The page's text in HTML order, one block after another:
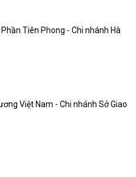
Tiên Phong - Chi nhánh Hà
Việt Nam - Chi nhánh Sở Giao